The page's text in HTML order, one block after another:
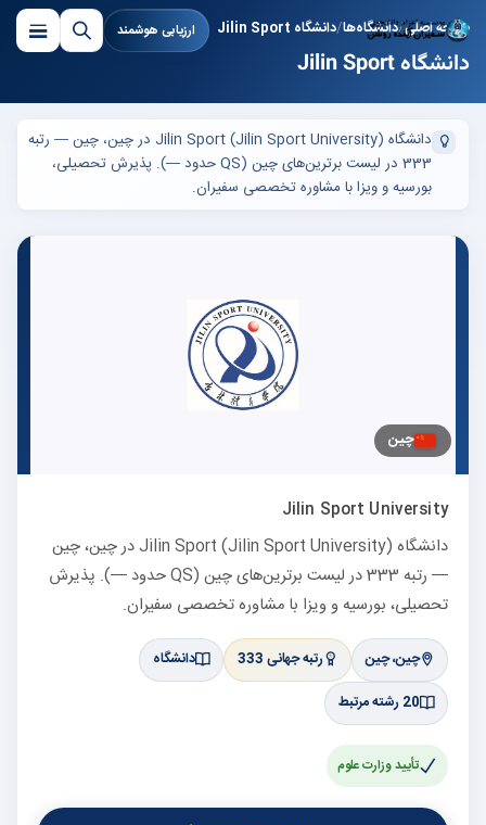
ارزیابی هوشمند صفحه اصلی دانشگاه‌ها دانشگاه Jilin Sport
دانشگاه Jilin Sport
دانشگاه Jilin Sport (Jilin Sport University) در چین، چین — رتبه
333 در لیست برترین‌های چین (QS حدود —). پذیرش تحصیلی،
بورسیه و ویزا با مشاوره تخصصی سفیران.
Jilin Sport University
دانشگاه Jilin Sport (Jilin Sport University) در چین، چین
— رتبه 333 در لیست برترین‌های چین (QS حدود —). پذیرش
تحصیلی، بورسیه و ویزا با مشاوره تخصصی سفیران.
چین، چین رتبه جهانی 333
دانشگاه
20 رشته مرتبط
تأیید وزارت علوم
چین